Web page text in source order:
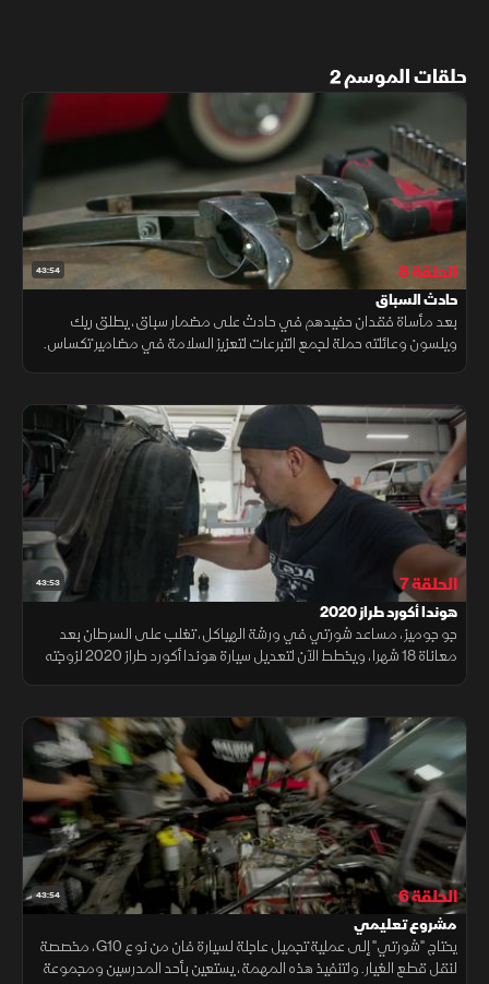
حلقات الموسم 2
43:54 الحلقة 8
حادث السباق
بعد مأساة فقدان حفيدهم في حادث على مضمار سباق، يطلق ريك
ويلسون وعائلته حملة لجمع التبرعات لتعزيز السلامة في مضامير تكساس.
43:53 الحلقة 7
هوندا أكورد طراز 2020
جو جوميز، مساعد شورتي في ورشة الهياكل، تغلب على السرطان بعد
معاناة 18 شهرا، ويخطط الآن لتعديل سيارة هوندا أكورد طراز 2020 لزوجته
43:54 الحلقة 6
مشروع تعليمي
يحتاج "شورتي" إلى عملية تجميل عاجلة لسيارة فان من نوع G10، مخصصة
لنقل قطع الغيار. ولتنفيذ هذه المهمة، يستعين بأحد المدرسين ومجموعة